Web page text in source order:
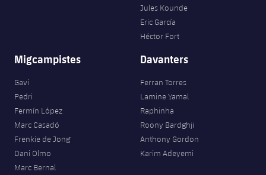
Jules Kounde
Eric García
Héctor Fort
Migcampistes
Gavi
Pedri
Fermín López
Marc Casadó
Frenkie de Jong
Dani Olmo
Marc Bernal
Davanters
Ferran Torres
Lamine Yamal
Raphinha
Roony Bardghji
Anthony Gordon
Karim Adeyemi